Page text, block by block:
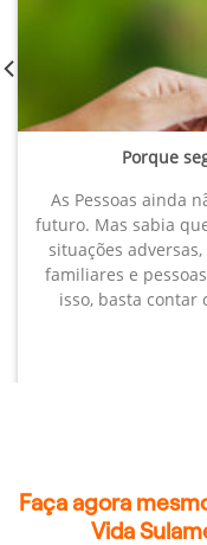
Porque
As Pessoas ainda
futuro. Mas sabia
situações
familiares e
isso, basta contar
Faça agora
Vida